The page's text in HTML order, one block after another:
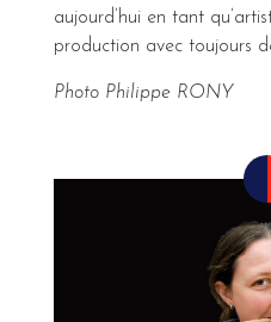
aujourd’hui en tant
production avec toujours
Photo Philippe RONY